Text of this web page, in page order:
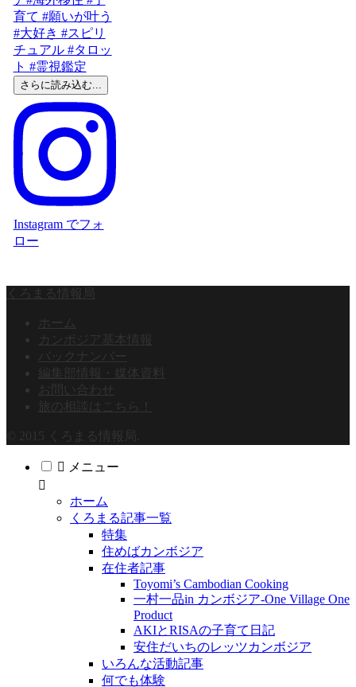
さらに読み込む...
Instagram でフォ
ロー
くろまる情報局
ホーム
カンボジア基本情報
バックナンバー
編集部情報・媒体資料
お問い合わせ
旅の相談はこちら！
© 2015 くろまる情報局.
メニュー
ホーム
くろまる記事一覧
特集
住めばカンボジア
在住者記事
Toyomi’s Cambodian Cooking
一村一品in カンボジア-One Village One
Product
AKIとRISAの子育て日記
安住だいちのレッツカンボジア
いろんな活動記事
何でも体験